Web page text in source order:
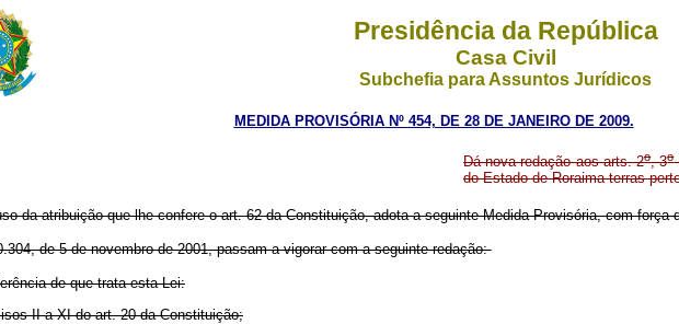
Presidência da República
Casa Civil
Subchefia para Assuntos Jurídicos
MEDIDA PROVISÓRIA Nº 454, DE 28 DE JANEIRO DE 2009.
Dá nova redação aos arts. 2o, 3o
do Estado de Roraima terras
da atribuição que lhe confere o art. 62 da Constituição, adota a seguinte Medida Provisória, com força
de 5 de novembro de 2001, passam a vigorar com a seguinte redação:
de que trata esta Lei:
II a XI do art. 20 da Constituição;